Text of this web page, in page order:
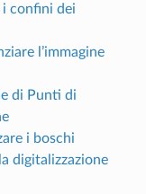
i confini dei
l’immagine
di Punti di
i boschi
digitalizzazione